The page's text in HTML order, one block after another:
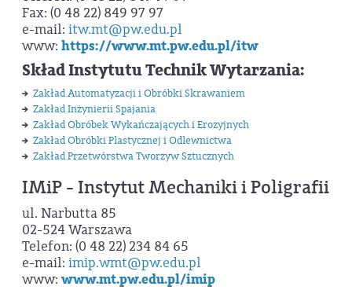
Fax: (0 48 22) 849 97 97
e-mail: itw.mt@pw.edu.pl
www: https://www.mt.pw.edu.pl/itw
Skład Instytutu Technik Wytarzania:
Zakład Automatyzacji i Obróbki Skrawaniem
Zakład Inżynierii Spajania
Zakład Obróbek Wykańczających i Erozyjnych
Zakład Obróbki Plastycznej i Odlewnictwa
Zakład Przetwórstwa Tworzyw Sztucznych
IMiP - Instytut Mechaniki i Poligrafii
ul. Narbutta 85
02-524 Warszawa
Telefon: (0 48 22) 234 84 65
e-mail: imip.wmt@pw.edu.pl
www: www.mt.pw.edu.pl/imip